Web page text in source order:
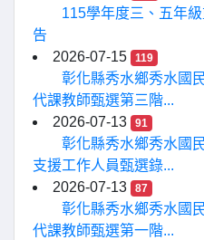
115學年度三、五年
告
2026-07-15
119
彰化縣秀水鄉秀水國
代課教師甄選第三階...
2026-07-13
91
彰化縣秀水鄉秀水國
支援工作人員甄選錄...
2026-07-13
87
彰化縣秀水鄉秀水國
代課教師甄選第一階...